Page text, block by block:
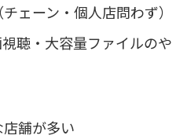
ェーン・個人店問わず）
聴・大容量ファイルのや
舗が多い